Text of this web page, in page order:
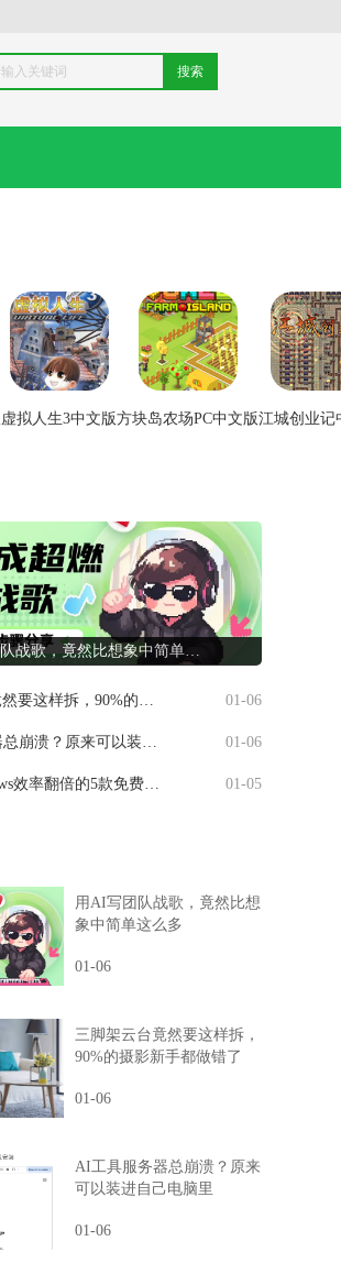
搜索
虚拟人生3中文版方块岛农场PC中文版江城创业记
用AI写团队战歌，竟然比想象中简单这么多
三脚架云台竟然要这样拆，90%的摄影新手都做错了 01-06
AI工具服务器总崩溃？原来可以装进自己电脑里 01-06
让你的Windows效率翻倍的5款免费神器 01-05
用AI写团队战歌，竟然比想
象中简单这么多
01-06
三脚架云台竟然要这样拆，
90%的摄影新手都做错了
01-06
AI工具服务器总崩溃？原来
可以装进自己电脑里
01-06